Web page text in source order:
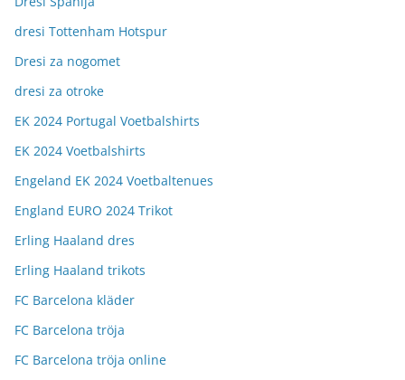
dresi Tottenham Hotspur
Dresi za nogomet
dresi za otroke
EK 2024 Portugal Voetbalshirts
EK 2024 Voetbalshirts
Engeland EK 2024 Voetbaltenues
England EURO 2024 Trikot
Erling Haaland dres
Erling Haaland trikots
FC Barcelona kläder
FC Barcelona tröja
FC Barcelona tröja online